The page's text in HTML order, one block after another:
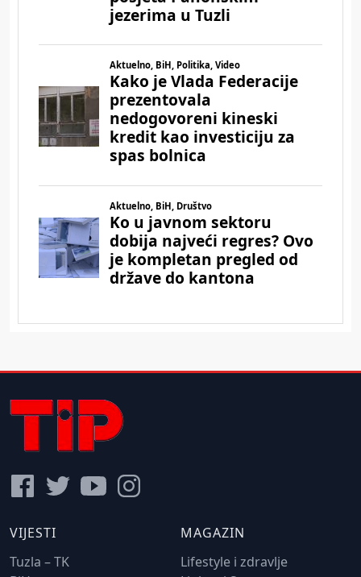
VIJESTI
Tuzla – TK
MAGAZIN
Lifestyle i zdravlje